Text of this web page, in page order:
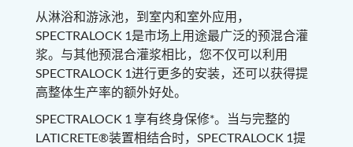
从淋浴和游泳池，到室内和室外应用，
SPECTRALOCK 1是市场上用途最广泛的预混合灌
浆。与其他预混合灌浆相比，您不仅可以利用
SPECTRALOCK 1进行更多的安装，还可以获得提
高整体生产率的额外好处。
SPECTRALOCK 1 享有终身保修*。当与完整的
LATICRETE®装置相结合时，SPECTRALOCK 1提